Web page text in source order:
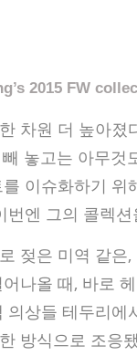
2015 FW
차원 더 높아졌
놓고는 아무것
이슈화하기 위
엔 그의 콜렉
젖은 미역 같은
나올 때, 바로
상들 테두리에
방식으로 조응